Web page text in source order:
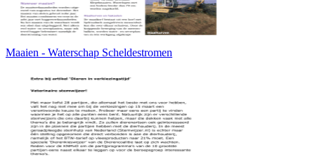
Maaien - Waterschap Scheldestromen